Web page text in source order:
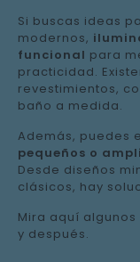
Si buscas ideas
modernos,
funcional para
practicidad.
revestimientos,
baño a medida.
Además, puedes
pequeños o
Desde diseños
clásicos, hay
Mira aquí
y después.